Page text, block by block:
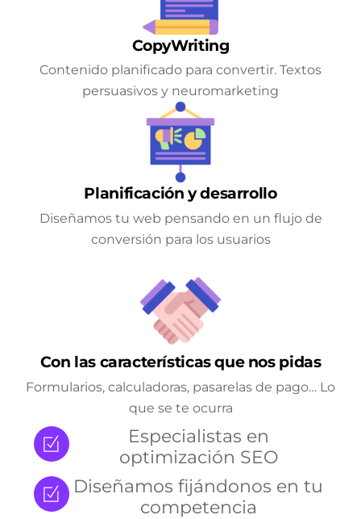
CopyWriting
Contenido planificado para convertir. Textos
persuasivos y neuromarketing
Planificación y desarrollo
Diseñamos tu web pensando en un flujo de
conversión para los usuarios
Con las características que nos pidas
Formularios, calculadoras, pasarelas de pago… Lo
que se te ocurra
Especialistas en
optimización SEO
Diseñamos fijándonos en tu
competencia